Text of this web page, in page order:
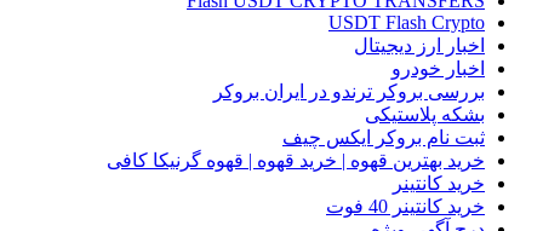
USDT Flash Crypto
اخبار ارز دیجیتال
اخبار خودرو
بررسی بروکر ترندو در ایران بروکر
بشکه پلاستیکی
ثبت نام بروکر ایکس چیف
خرید بهترین قهوه | خرید قهوه | قهوه گرنیکا کافی
خرید کانتینر
خرید کانتینر 40 فوت